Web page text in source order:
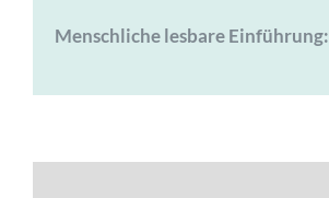
Menschliche lesbare Einführung: